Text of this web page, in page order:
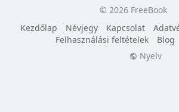
© 2026 FreeBook
Kezdőlap
Névjegy Kapcsolat
Felhasználási feltételek
Blog
Nyelv